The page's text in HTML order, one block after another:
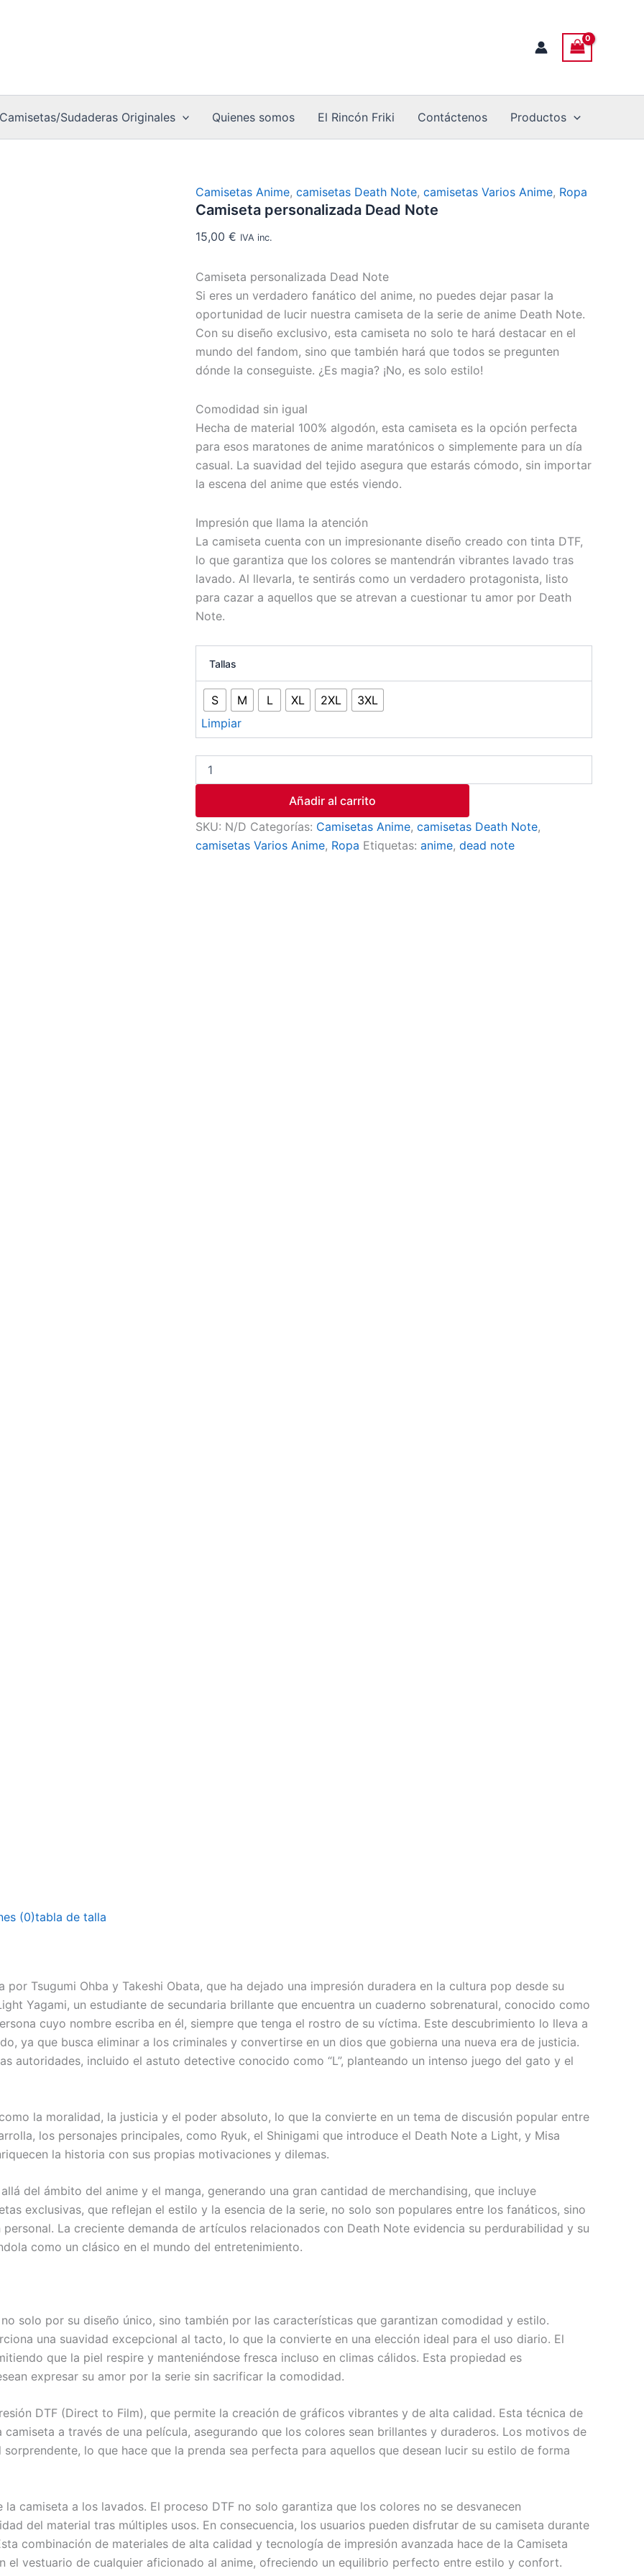
Camisetas/Sudaderas Originales Quienes somos El Rincón Friki Contáctenos Productos
Camisetas Anime, camisetas Death Note, camisetas Varios Anime, Ropa
Camiseta personalizada Dead Note
15,00 € IVA inc.
Camiseta personalizada Dead Note
Si eres un verdadero fanático del anime, no puedes dejar pasar la
oportunidad de lucir nuestra camiseta de la serie de anime Death Note.
Con su diseño exclusivo, esta camiseta no solo te hará destacar en el
mundo del fandom, sino que también hará que todos se pregunten
dónde la conseguiste. ¿Es magia? ¡No, es solo estilo!
Comodidad sin igual
Hecha de material 100% algodón, esta camiseta es la opción perfecta
para esos maratones de anime maratónicos o simplemente para un día
casual. La suavidad del tejido asegura que estarás cómodo, sin importar
la escena del anime que estés viendo.
Impresión que llama la atención
La camiseta cuenta con un impresionante diseño creado con tinta DTF,
lo que garantiza que los colores se mantendrán vibrantes lavado tras
lavado. Al llevarla, te sentirás como un verdadero protagonista, listo
para cazar a aquellos que se atrevan a cuestionar tu amor por Death
Note.
Tallas
S M L XL 2XL
3XL
Limpiar
Añadir al carrito
SKU: N/D Categorías: Camisetas Anime, camisetas Death Note,
camisetas Varios Anime, Ropa Etiquetas: anime, dead note
(0)tabla de talla
Tsugumi Ohba y Takeshi Obata, que ha dejado una impresión duradera en la cultura pop desde su
Yagami, un estudiante de secundaria brillante que encuentra un cuaderno sobrenatural, conocido como
cuyo nombre escriba en él, siempre que tenga el rostro de su víctima. Este descubrimiento lo lleva a
ya que busca eliminar a los criminales y convertirse en un dios que gobierna una nueva era de justicia.
autoridades, incluido el astuto detective conocido como “L”, planteando un intenso juego del gato y el
la moralidad, la justicia y el poder absoluto, lo que la convierte en un tema de discusión popular entre
los personajes principales, como Ryuk, el Shinigami que introduce el Death Note a Light, y Misa
la historia con sus propias motivaciones y dilemas.
del ámbito del anime y el manga, generando una gran cantidad de merchandising, que incluye
exclusivas, que reflejan el estilo y la esencia de la serie, no solo son populares entre los fanáticos, sino
La creciente demanda de artículos relacionados con Death Note evidencia su perdurabilidad y su
como un clásico en el mundo del entretenimiento.
solo por su diseño único, sino también por las características que garantizan comodidad y estilo.
una suavidad excepcional al tacto, lo que la convierte en una elección ideal para el uso diario. El
que la piel respire y manteniéndose fresca incluso en climas cálidos. Esta propiedad es
expresar su amor por la serie sin sacrificar la comodidad.
DTF (Direct to Film), que permite la creación de gráficos vibrantes y de alta calidad. Esta técnica de
a través de una película, asegurando que los colores sean brillantes y duraderos. Los motivos de
lo que hace que la prenda sea perfecta para aquellos que desean lucir su estilo de forma
camiseta a los lavados. El proceso DTF no solo garantiza que los colores no se desvanecen
del material tras múltiples usos. En consecuencia, los usuarios pueden disfrutar de su camiseta durante
combinación de materiales de alta calidad y tecnología de impresión avanzada hace de la Camiseta
el vestuario de cualquier aficionado al anime, ofreciendo un equilibrio perfecto entre estilo y confort.